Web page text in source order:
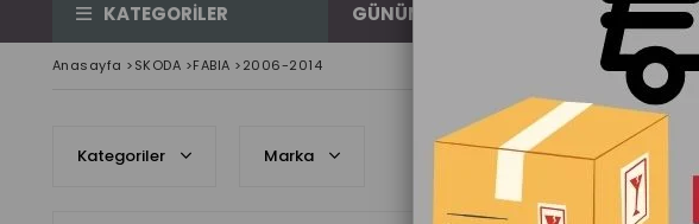
KATEGORİLER GÜNÜN ÜRÜNÜ KARGO&TESLIMAT
Anasayfa >SKODA >FABIA >2006-2014
Kategoriler Marka